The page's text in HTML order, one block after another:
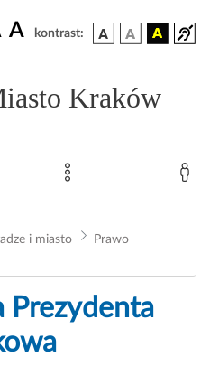
A kontrast:
Kraków
i miasto
Prawo
Prezydenta